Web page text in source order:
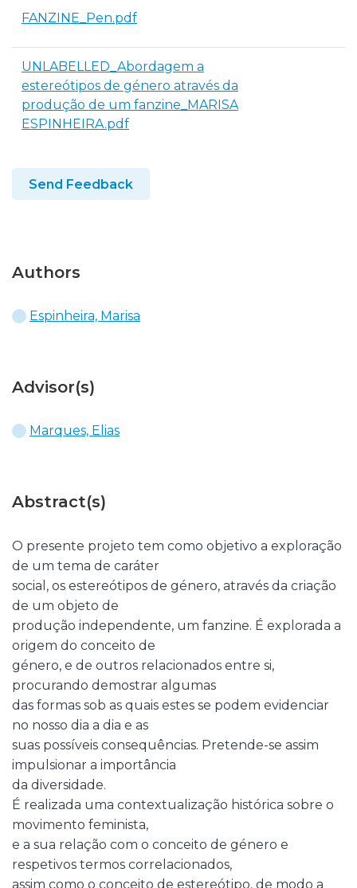
FANZINE_Pen.pdf
UNLABELLED_Abordagem a
estereótipos de género através da
produção de um fanzine_MARISA
ESPINHEIRA.pdf
Send Feedback
Authors
Espinheira, Marisa
Advisor(s)
Marques, Elias
Abstract(s)
O presente projeto tem como objetivo a exploração
de um tema de caráter
social, os estereótipos de género, através da criação
de um objeto de
produção independente, um fanzine. É explorada a
origem do conceito de
género, e de outros relacionados entre si,
procurando demostrar algumas
das formas sob as quais estes se podem evidenciar
no nosso dia a dia e as
suas possíveis consequências. Pretende-se assim
impulsionar a importância
da diversidade.
É realizada uma contextualização histórica sobre o
movimento feminista,
e a sua relação com o conceito de género e
respetivos termos correlacionados,
assim como o conceito de estereótipo, de modo a